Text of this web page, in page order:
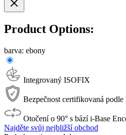
Product Options:
barva: ebony
Integrovaný ISOFIX
Bezpečnost certifikovaná
Otočení o 90° s bází i-Base
Najděte svůj nejbližší obchod